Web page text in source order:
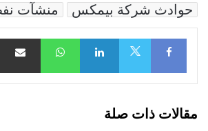
حوادث شركة بيمكس
منشآت
Facebook
LinkedIn
مقالات ذات صلة